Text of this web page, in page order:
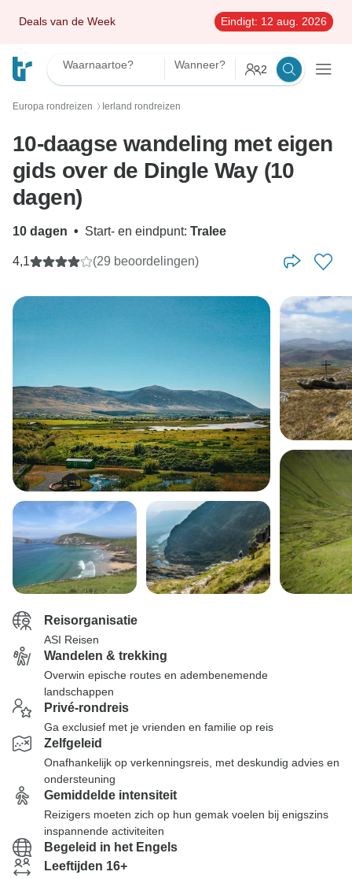
Deals van de Week Eindigt: 12 aug. 2026
Waarnaartoe? Wanneer? 2
Europa rondreizen 〉 Ierland rondreizen
10-daagse wandeling met eigen
gids over de Dingle Way (10
dagen)
10 dagen • Start- en eindpunt: Tralee
4,1 (29 beoordelingen)
Reisorganisatie
ASI Reisen
Wandelen & trekking
Overwin epische routes en adembenemende
landschappen
Privé-rondreis
Ga exclusief met je vrienden en familie op reis
Zelfgeleid
Onafhankelijk op verkenningsreis, met deskundig advies en
ondersteuning
Gemiddelde intensiteit
Reizigers moeten zich op hun gemak voelen bij enigszins
inspannende activiteiten
Begeleid in het Engels
Leeftijden 16+